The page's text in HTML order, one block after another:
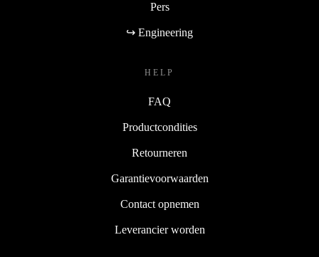
Pers
↪ Engineering
HELP
FAQ
Productcondities
Retourneren
Garantievoorwaarden
Contact opnemen
Leverancier worden